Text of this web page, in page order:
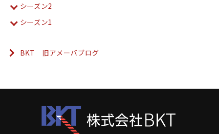
シーズン2
シーズン1
BKT 旧アメーバブログ